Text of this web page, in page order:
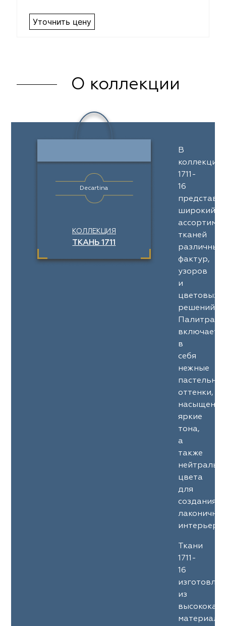
Уточнить цену
О коллекции
Decartina
КОЛЛЕКЦИЯ
ТКАНЬ 1711
В
коллекции
1711-
16
широкий
тканей
различных
фактур,
узоров
и
цветовых
решений.
Палитра
включает
в
себя
нежные
оттенки,
яркие
тона,
а
также
цвета
для
создания
Ткани
1711-
16
из